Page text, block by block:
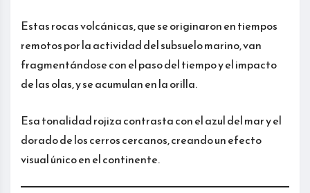
Estas rocas volcánicas, que se originaron en tiempos
remotos por la actividad del subsuelo marino, van
fragmentándose con el paso del tiempo y el impacto
de las olas, y se acumulan en la orilla.
Esa tonalidad rojiza contrasta con el azul del mar y el
dorado de los cerros cercanos, creando un efecto
visual único en el continente.